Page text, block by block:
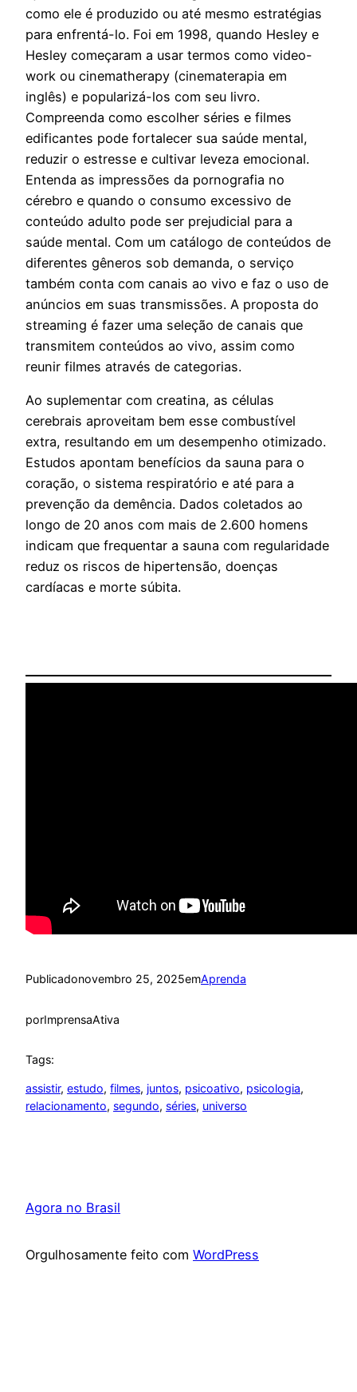
como ele é produzido ou até mesmo estratégias
para enfrentá-lo. Foi em 1998, quando Hesley e
Hesley começaram a usar termos como video-
work ou cinematherapy (cinematerapia em
inglês) e popularizá-los com seu livro.
Compreenda como escolher séries e filmes
edificantes pode fortalecer sua saúde mental,
reduzir o estresse e cultivar leveza emocional.
Entenda as impressões da pornografia no
cérebro e quando o consumo excessivo de
conteúdo adulto pode ser prejudicial para a
saúde mental. Com um catálogo de conteúdos de
diferentes gêneros sob demanda, o serviço
também conta com canais ao vivo e faz o uso de
anúncios em suas transmissões. A proposta do
streaming é fazer uma seleção de canais que
transmitem conteúdos ao vivo, assim como
reunir filmes através de categorias.
Ao suplementar com creatina, as células
cerebrais aproveitam bem esse combustível
extra, resultando em um desempenho otimizado.
Estudos apontam benefícios da sauna para o
coração, o sistema respiratório e até para a
prevenção da demência. Dados coletados ao
longo de 20 anos com mais de 2.600 homens
indicam que frequentar a sauna com regularidade
reduz os riscos de hipertensão, doenças
cardíacas e morte súbita.
Publicadonovembro 25, 2025emAprenda
porImprensaAtiva
Tags:
assistir, estudo, filmes, juntos, psicoativo, psicologia
relacionamento, segundo, séries, universo
Agora no Brasil
Orgulhosamente feito com WordPress